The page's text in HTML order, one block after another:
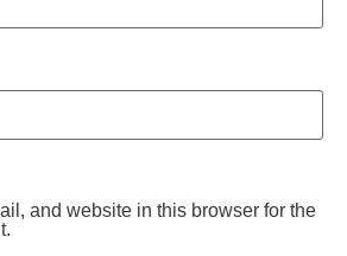
and website in this browser for the